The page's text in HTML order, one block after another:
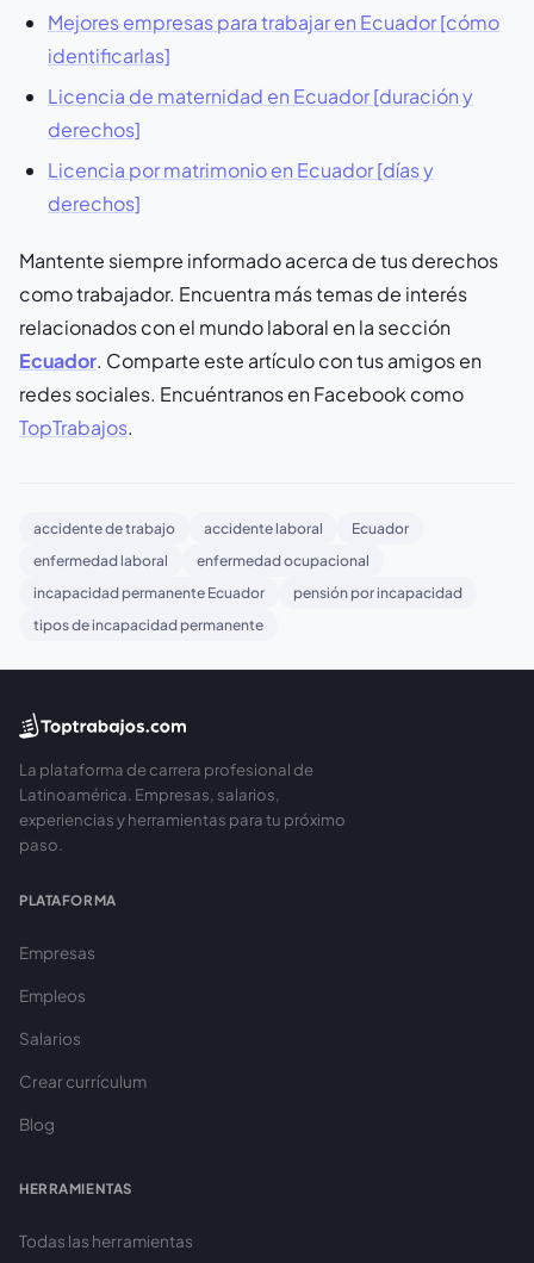
Mejores empresas para trabajar en Ecuador [cómo
identificarlas]
Licencia de maternidad en Ecuador [duración y
derechos]
Licencia por matrimonio en Ecuador [días y
derechos]
Mantente siempre informado acerca de tus derechos
como trabajador. Encuentra más temas de interés
relacionados con el mundo laboral en la sección
Ecuador. Comparte este artículo con tus amigos en
redes sociales. Encuéntranos en Facebook como
TopTrabajos.
accidente de trabajo accidente laboral
Ecuador
enfermedad laboral
enfermedad ocupacional
incapacidad permanente Ecuador
pensión por incapacidad
tipos de incapacidad permanente
La plataforma de carrera profesional de
Latinoamérica. Empresas, salarios,
experiencias y herramientas para tu próximo
paso.
PLATAFORMA
Empresas
Empleos
Salarios
Crear currículum
Blog
HERRAMIENTAS
Todas las herramientas